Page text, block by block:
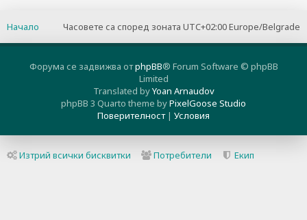
Часовете са според зоната UTC+02:00 Europe/Belgrade
Начало
Форума се задвижва отphpBB® Forum Software © phpBB
Limited
Translated byYoan Arnaudov
phpBB 3 Quarto theme byPixelGoose Studio
Поверителност| Условия
Изтрий всички бисквитки Потребители Екип